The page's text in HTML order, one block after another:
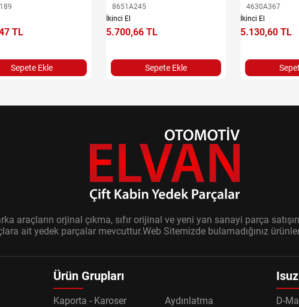
TL
Sepete Ekle
8651A245
İkinci El
5.700,66 TL
Sepete Ekle
4630A367
İkinci El
5.130,60 TL
araçların orjinal çıkma, sıfır orijinal ve yeni yan sanayi parça
ait yedek parçalar mevcuttur.Web Sitemizde bulamadığınız
Ürün Grupları
Kaporta - Karoser
Aydınlatma
D-